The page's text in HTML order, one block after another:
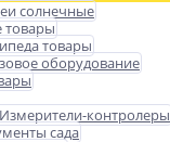
солнечные
товары
товары
оборудование
Измерители-контролеры
сада